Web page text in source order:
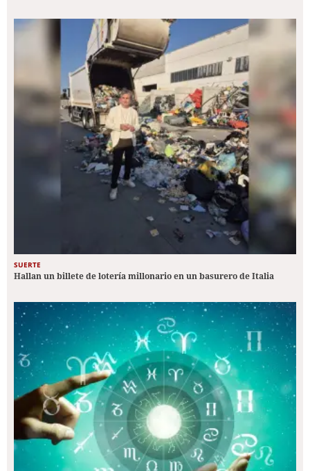
SUERTE
Hallan un billete de lotería millonario en un basurero de Italia